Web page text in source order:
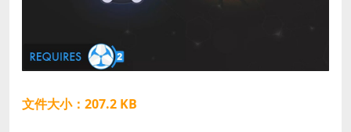
文件大小：207.2 KB